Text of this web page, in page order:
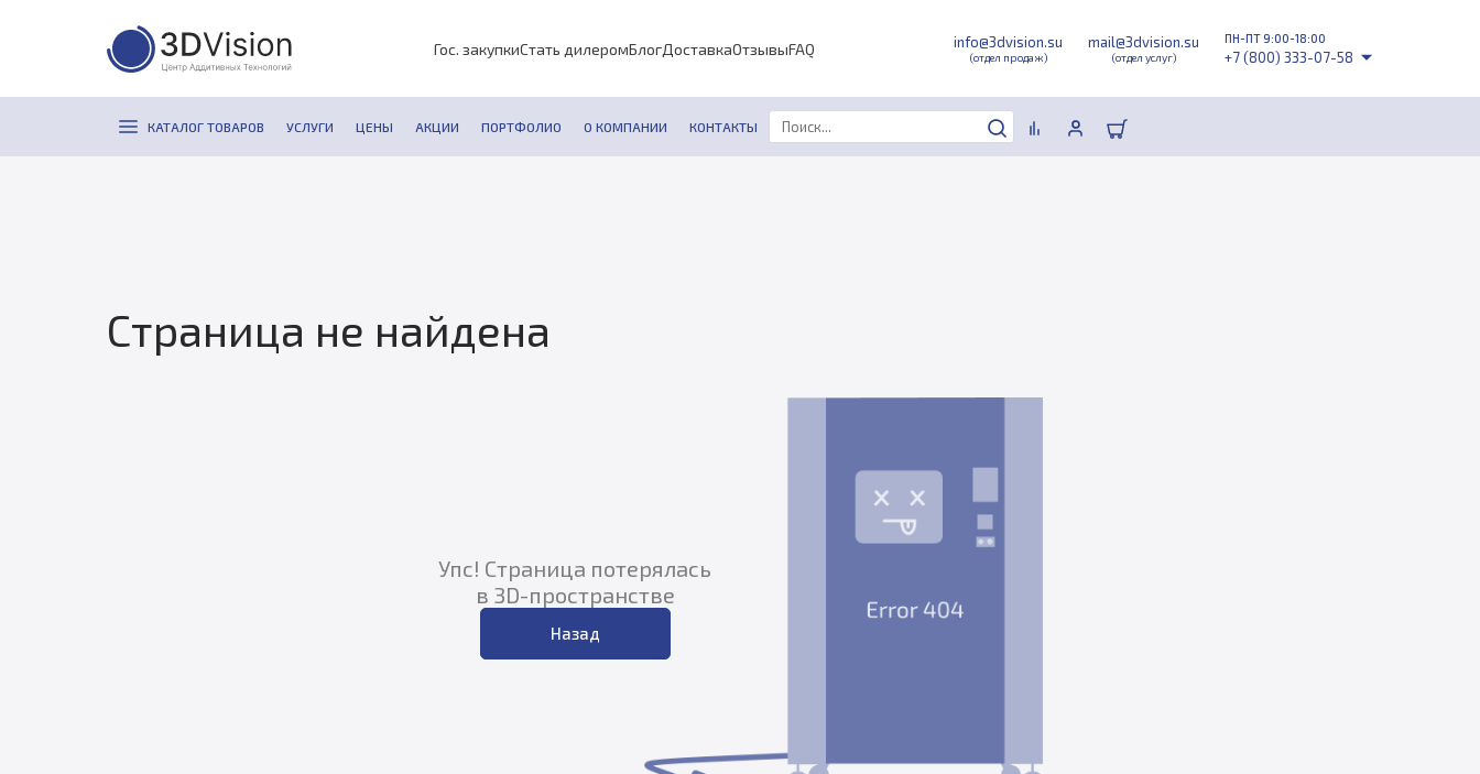
Гос. закупкиСтать дилеромБлогДоставкаОтзывыFAQ info@3dvision.su
(отдел продаж)
mail@3dvision.su
(отдел услуг)
ПН-ПТ 9:00-18:00
+7 (800) 333-07-58
КАТАЛОГ ТОВАРОВ УСЛУГИ ЦЕНЫ АКЦИИ ПОРТФОЛИО О КОМПАНИИ КОНТАКТЫ
Страница не найдена
Упс! Страница потерялась
в 3D-пространстве
Назад